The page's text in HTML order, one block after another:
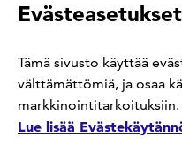
Hanki standardi
Kommentoi tekeillä
Evästeasetukset
Tämä sivusto käyttää
välttämättömiä, ja osaa
markkinointitarkoituksiin.
Lue lisää